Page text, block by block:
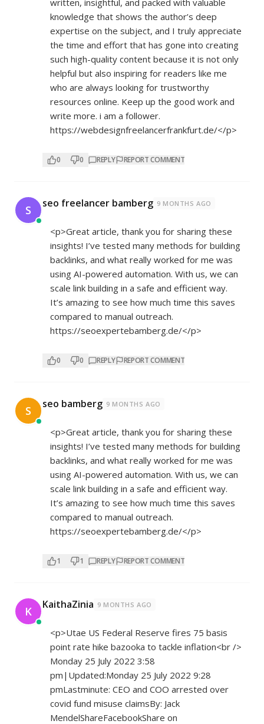
knowledge that shows the author’s deep
expertise on the subject, and I truly appreciate
the time and effort that has gone into creating
such high-quality content because it is not only
helpful but also inspiring for readers like me
who are always looking for trustworthy
resources online. Keep up the good work and
write more. i am a follower.
https://webdesignfreelancerfrankfurt.de/</p>
0 0 REPLY REPORT COMMENT
S seo freelancer bamberg 9 MONTHS AGO
<p>Great article, thank you for sharing these
insights! I’ve tested many methods for building
backlinks, and what really worked for me was
using AI-powered automation. With us, we can
scale link building in a safe and efficient way.
It’s amazing to see how much time this saves
compared to manual outreach.
https://seoexpertebamberg.de/</p>
0 0 REPLY REPORT COMMENT
S seo bamberg 9 MONTHS AGO
<p>Great article, thank you for sharing these
insights! I’ve tested many methods for building
backlinks, and what really worked for me was
using AI-powered automation. With us, we can
scale link building in a safe and efficient way.
It’s amazing to see how much time this saves
compared to manual outreach.
https://seoexpertebamberg.de/</p>
1 1 REPLY REPORT COMMENT
K KaithaZinia 9 MONTHS AGO
<p>Utae US Federal Reserve fires 75 basis
point rate hike bazooka to tackle inflation<br />
Monday 25 July 2022 3:58
pm|Updated:Monday 25 July 2022 9:28
pmLastminute: CEO and COO arrested over
covid fund misuse claimsBy: Jack
MendelShareFacebookShare on